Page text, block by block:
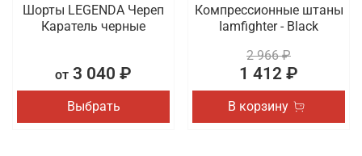
Шорты LEGENDA Череп
Каратель черные
от 3 040 ₽
Выбрать
Компрессионные штаны
Iamfighter - Black
2 966 ₽
1 412 ₽
В корзину